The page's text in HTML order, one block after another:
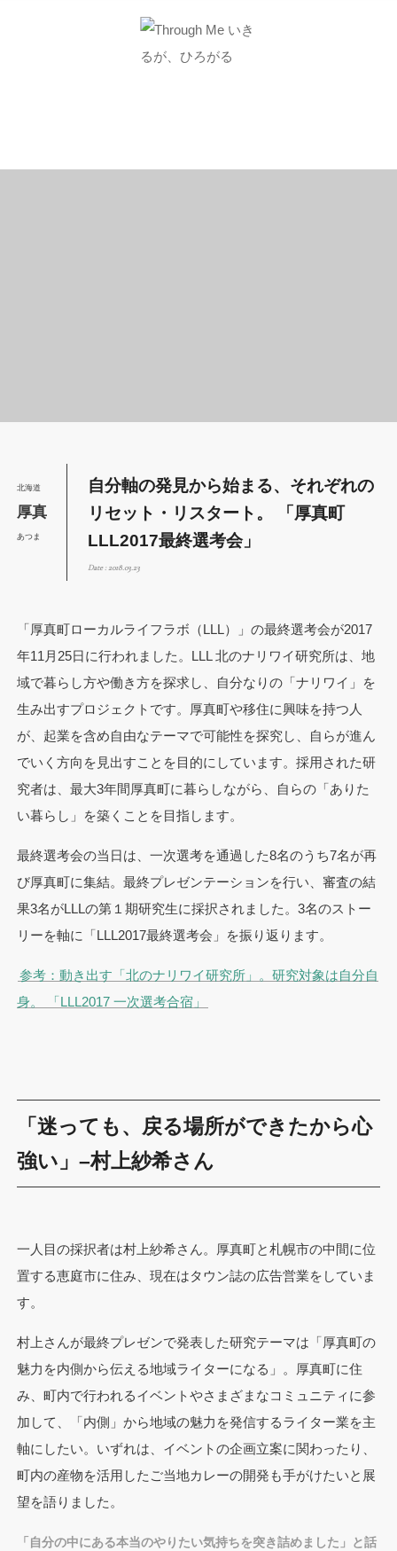
北海道
厚真
あつま
自分軸の発見から始まる、それぞれの
リセット・リスタート。 「厚真町
LLL2017最終選考会」
Date : 2018.03.23
「厚真町ローカルライフラボ（LLL）」の最終選考会が2017
年11月25日に行われました。LLL 北のナリワイ研究所は、 地
域で暮らし方や働き方を探求し、自分なりの「ナリワイ」を
生み出すプロジェクトです。厚真町や移住に興味を持つ人
が、起業を含め自由なテーマで可能性を探究し、自らが進ん
でいく方向を見出すことを目的にしています。採用された研
究者は、最大3年間厚真町に暮らしながら、自らの「ありた
い暮らし」を築くことを目指します。
最終選考会の当日は、一次選考を通過した8名のうち7名が再
び厚真町に集結。最終プレゼンテーションを行い、審査の結
果3名がLLLの第１期研究生に採択されました。3名のストー
リーを軸に「LLL2017最終選考会」を振り返ります。
参考：動き出す「北のナリワイ研究所」。研究対象は自分自
身。 「LLL2017 一次選考合宿」
「迷っても、戻る場所ができたから心
強い」–村上紗希さん
一人目の採択者は村上紗希さん。厚真町と札幌市の中間に位
置する恵庭市に住み、現在はタウン誌の広告営業をしていま
す。
村上さんが最終プレゼンで発表した研究テーマは「厚真町の
魅力を内側から伝える地域ライターになる」。厚真町に住
み、町内で行われるイベントやさまざまなコミュニティに参
加して、「内側」から地域の魅力を発信するライター業を主
軸にしたい。いずれは、イベントの企画立案に関わったり、
町内の産物を活用したご当地カレーの開発も手がけたいと展
望を語りました。
「自分の中にある本当のやりたい気持ちを突き詰めました」と話